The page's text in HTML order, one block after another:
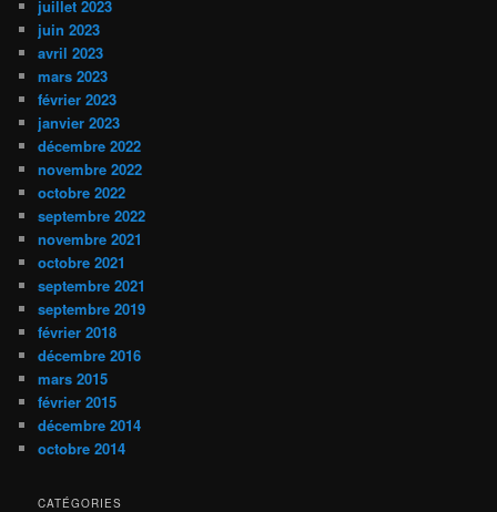
juillet 2023
juin 2023
avril 2023
mars 2023
février 2023
janvier 2023
décembre 2022
novembre 2022
octobre 2022
septembre 2022
novembre 2021
octobre 2021
septembre 2021
septembre 2019
février 2018
décembre 2016
mars 2015
février 2015
décembre 2014
octobre 2014
CATÉGORIES